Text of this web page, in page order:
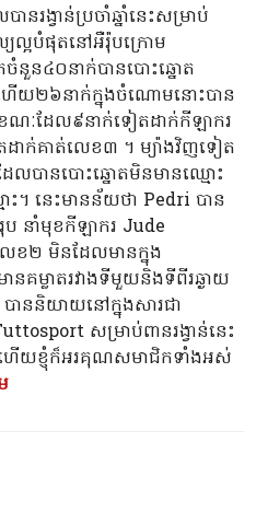
នរង្វាន់ប្រចាំឆ្នាំនេះសម្រាប់
ល្អបំផុតនៅអឺរ៉ុបក្រោម
ចំនួន៤០នាក់បានបោះឆ្នោត
ហើយ២៦នាក់ក្នុងចំណោមនោះបាន
ណៈដែល៩នាក់ទៀតដាក់កីឡាករ
ាក់គាត់លេខ៣ ។ ម្យ៉ាង​វិញ​ទៀត
ល​បាន​បោះ​ឆ្នោត​មិន​មាន​ឈ្មោះ
ះ។ នេះមានន័យថា Pedri បាន
នាំមុខកីឡាករ Jude
ខ២ មិនដែលមានក្នុង
មានគម្លាតរវាងទីមួយនិងទីពីរឆ្ងាយ
ាននិយាយនៅក្នុងសារជា
សម្រាប់ពានរង្វាន់នេះ
ហើយខ្ញុំក៏អរគុណសមាជិកទាំងអស់